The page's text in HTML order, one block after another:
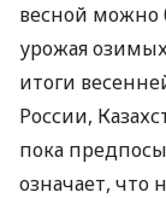
весной можно
урожая
итоги
России,
пока
означает,